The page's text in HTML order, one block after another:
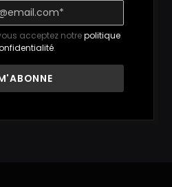
acceptez notrepolitique
.